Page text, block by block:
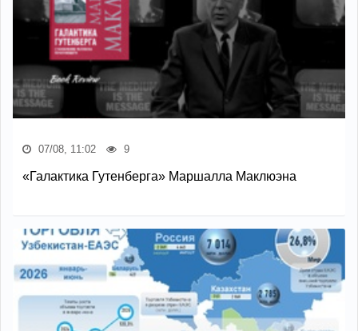
07/08, 11:02 9
«Галактика Гутенберга» Маршалла Маклюэна